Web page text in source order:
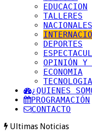
EDUCACION
TALLERES
NACIONALES
DEPORTES
OPINIÓN Y
ECONOMIA
TECNOLOGIA
¿QUIENES
PROGRAMACIÓN
CONTACTO
Ultimas Noticias